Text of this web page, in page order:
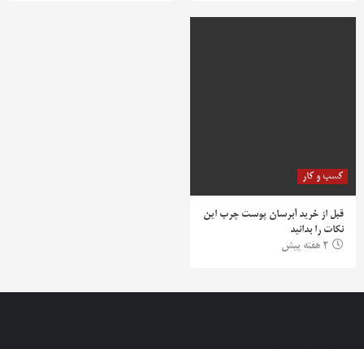
کسب و کار
قبل از خرید آبرسان پوست چرب این
نکات را بدانید
2 هفته پیش